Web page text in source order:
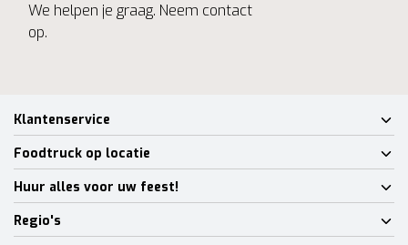
We helpen je graag. Neem contact
op.
Klantenservice
Foodtruck op locatie
Huur alles voor uw feest!
Regio's